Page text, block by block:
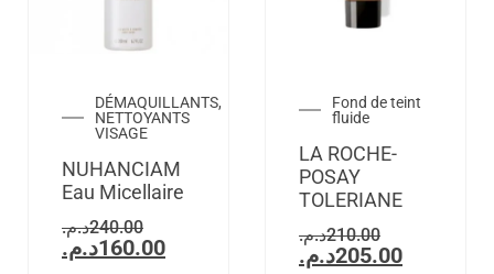
DÉMAQUILLANTS,
NETTOYANTS
VISAGE
NUHANCIAM
Eau Micellaire
240.00د.م.
160.00د.م.
Fond de teint
fluide
LA ROCHE-
POSAY
TOLERIANE
210.00د.م.
205.00د.م.